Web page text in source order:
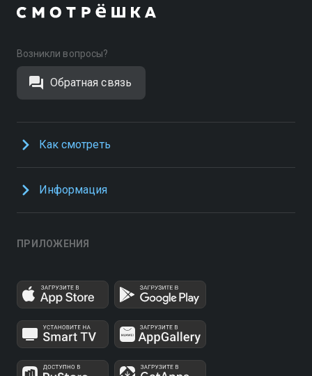
Возникли вопросы?
Обратная связь
Как смотреть
Информация
ПРИЛОЖЕНИЯ